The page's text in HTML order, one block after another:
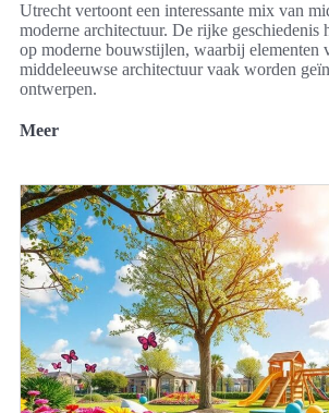
Utrecht vertoont een interessante mix van
moderne architectuur. De rijke geschiedenis
op moderne bouwstijlen, waarbij elementen
middeleeuwse architectuur vaak worden
ontwerpen.
Meer